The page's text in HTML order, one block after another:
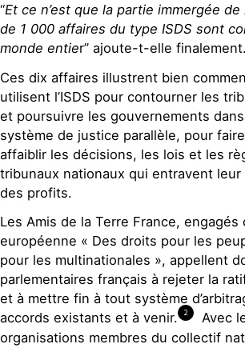
“Et ce n’est que la partie immergée de
de 1 000 affaires du type ISDS sont
monde entier” ajoute-t-elle finalement.
Ces dix affaires illustrent bien
utilisent l’ISDS pour contourner les
et poursuivre les gouvernements dans
système de justice parallèle, pour
affaiblir les décisions, les lois et les
tribunaux nationaux qui entravent leur
des profits.
Les Amis de la Terre France, engagés
européenne « Des droits pour les
pour les multinationales », appellent
parlementaires français à rejeter la
et à mettre fin à tout système
accords existants et à venir.
2
Avec
organisations membres du collectif